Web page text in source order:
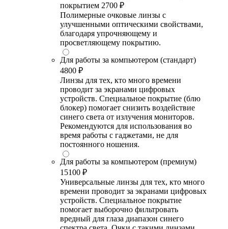
покрытием 2700 ₽
Полимерные очковые линзы с
улучшенными оптическими свойствами,
благодаря упрочняющему и
просветляющему покрытию.
Для работы за компьютером (стандарт)
4800 ₽
Линзы для тех, кто много времени
проводит за экранами цифровых
устройств. Специальное покрытие (блю
блокер) помогает снизить воздействие
синего света от излучения мониторов.
Рекомендуются для использования во
время работы с гаджетами, не для
постоянного ношения.
Для работы за компьютером (премиум)
15100 ₽
Универсальные линзы для тех, кто много
времени проводит за экранами цифровых
устройств. Специальное покрытие
помогает выборочно фильтровать
вредный для глаза диапазон синего